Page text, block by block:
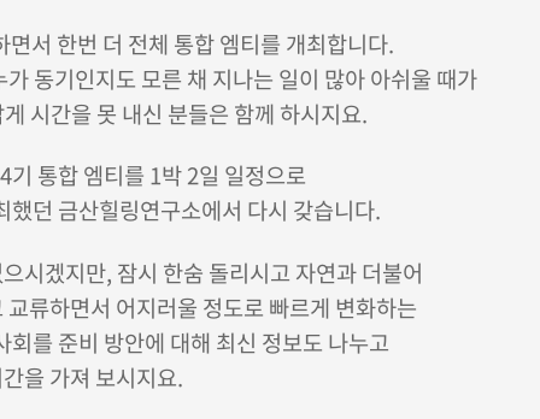
서 한번 더 전체 통합 엠티를 개최합니다.
동기인지도 모른 채 지나는 일이 많아 아쉬울 때가
시간을 못 내신 분들은 함께 하시지요.
기 통합 엠티를 1박 2일 일정으로
했던 금산힐링연구소에서 다시 갖습니다.
시겠지만, 잠시 한숨 돌리시고 자연과 더불어
류하면서 어지러울 정도로 빠르게 변화하는
회를 준비 방안에 대해 최신 정보도 나누고
을 가져 보시지요.